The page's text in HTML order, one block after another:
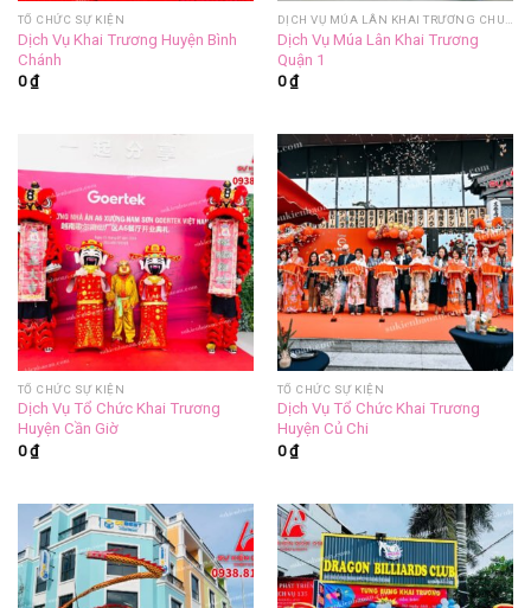
TỔ CHỨC SỰ KIỆN
Dịch Vụ Khai Trương Huyện Bình
Chánh
0₫
Dịch Vụ Múa Lân Khai Trương
Quận 1
0₫
TỔ CHỨC SỰ KIỆN
Dịch Vụ Tổ Chức Khai Trương
Huyện Cần Giờ
0₫
TỔ CHỨC SỰ KIỆN
Dịch Vụ Tổ Chức Khai Trương
Huyện Củ Chi
0₫